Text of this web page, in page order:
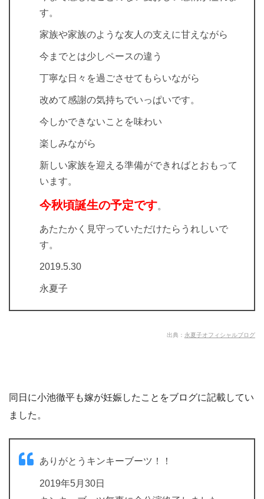
す。
家族や家族のような友人の支えに甘えながら
今までとは少しペースの違う
丁寧な日々を過ごさせてもらいながら
改めて感謝の気持ちでいっぱいです。
今しかできないことを味わい
楽しみながら
新しい家族を迎える準備ができればとおもって
います。
今秋頃誕生の予定です。
あたたかく見守っていただけたらうれしいで
す。
2019.5.30
永夏子
出典： 永夏子オフィシャルブログ
同日に小池徹平も嫁が妊娠したことをブログに記載してい
ました。
ありがとうキンキーブーツ！！
2019年5月30日